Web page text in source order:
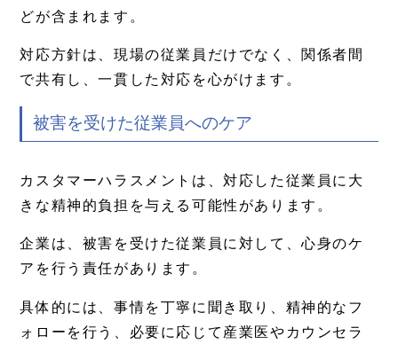
どが含まれます。
対応方針は、現場の従業員だけでなく、関係者間
で共有し、一貫した対応を心がけます。
被害を受けた従業員へのケア
カスタマーハラスメントは、対応した従業員に大
きな精神的負担を与える可能性があります。
企業は、被害を受けた従業員に対して、心身のケ
アを行う責任があります。
具体的には、事情を丁寧に聞き取り、精神的なフ
ォローを行う、必要に応じて産業医やカウンセラ